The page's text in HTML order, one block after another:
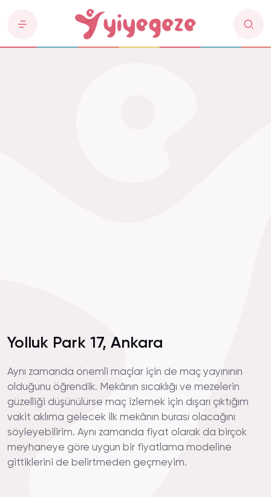
Yolluk Park 17, Ankara
Aynı zamanda önemli maçlar için de maç yayınının
olduğunu öğrendik. Mekânın sıcaklığı ve mezelerin
güzelliği düşünülürse maç izlemek için dışarı çıktığım
vakit aklıma gelecek ilk mekânın burası olacağını
söyleyebilirim. Aynı zamanda fiyat olarak da birçok
meyhaneye göre uygun bir fiyatlama modeline
gittiklerini de belirtmeden geçmeyim.